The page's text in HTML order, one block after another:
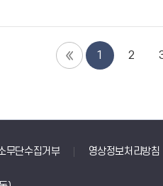
1 2
무단수집거부 영상정보처리방침